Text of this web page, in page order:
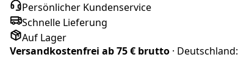
Persönlicher Kundenservice
Schnelle Lieferung
Auf Lager
Versandkostenfrei ab75 € brutto · Deutschland: